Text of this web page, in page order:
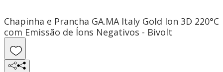
Chapinha e Prancha GA.MA Italy Gold Ion 3D 220°C
com Emissão de Íons Negativos - Bivolt